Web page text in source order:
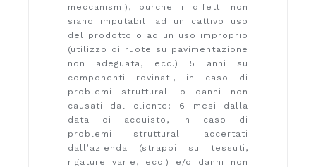
meccanismi), purche i difetti non
siano imputabili ad un cattivo uso
del prodotto o ad un uso improprio
(utilizzo di ruote su pavimentazione
non adeguata, ecc.) 5 anni su
componenti rovinati, in caso di
problemi strutturali o danni non
causati dal cliente; 6 mesi dalla
data di acquisto, in caso di
problemi strutturali accertati
dall’azienda (strappi su tessuti,
rigature varie, ecc.) e/o danni non